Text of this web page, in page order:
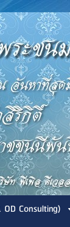
Consulting)